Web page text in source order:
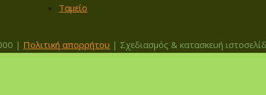
Ταμείο
| Πολιτική απορρήτου | Σχεδιασμός & κατασκευή